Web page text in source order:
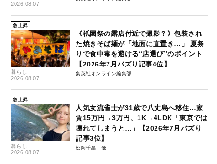
2026.08.07
急上昇
暮らし
2026.08.07
《祇園祭の露店付近で撮影？》包装され
た焼きそば麺が「地面に直置き…」 夏祭
りで食中毒を避ける“店選び”のポイント
【2026年7月バズり記事4位】
集英社オンライン編集部
急上昇
暮らし
2026.08.07
人気女流雀士が31歳で八丈島へ移住…家
賃15万円→3万円、1K→4LDK「東京では
壊れてしまうと…」【2026年7月バズり
記事3位】
松岡千晶